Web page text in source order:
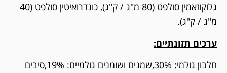
גלוקוזאמין סולפט (80 מ"ג / ק"ג), כונדרואיטין סולפט (40
מ"ג / ק"ג).
ערכים תזונתיים:
חלבון גולמי: 30%,שמנים ושומנים גולמיים: 19%,סיבים